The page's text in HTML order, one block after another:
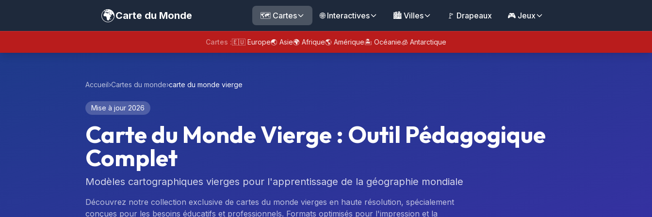
🌍Carte du Monde 🗺️ Cartes 🌐 Interactives 🏙️ Villes 🚩 Drapeaux 🎮 Jeux
Cartes :🇪🇺 Europe🌏 Asie🌍 Afrique🌎 Amérique🏝️ Océanie🧊 Antarctique
Accueil›Cartes du monde›carte du monde vierge
Mise à jour 2026
Carte du Monde Vierge : Outil Pédagogique
Complet
Modèles cartographiques vierges pour l'apprentissage de la géographie mondiale
Découvrez notre collection exclusive de cartes du monde vierges en haute résolution, spécialement
conçues pour les besoins éducatifs et professionnels. Formats optimisés pour l'impression et la